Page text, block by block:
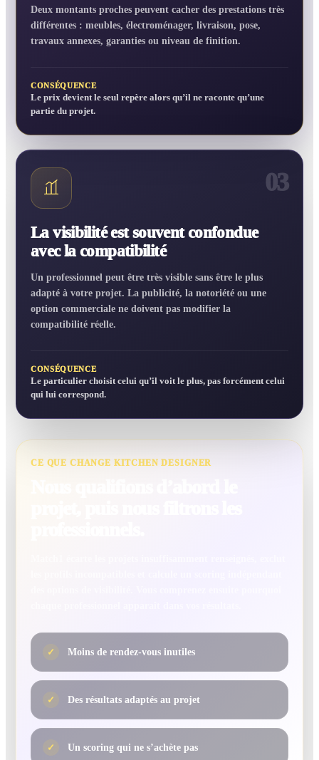
Deux montants proches peuvent cacher des prestations très
différentes : meubles, électroménager, livraison, pose,
travaux annexes, garanties ou niveau de finition.
CONSÉQUENCE
Le prix devient le seul repère alors qu’il ne raconte qu’une
partie du projet.
03
La visibilité est souvent confondue
avec la compatibilité
Un professionnel peut être très visible sans être le plus
adapté à votre projet. La publicité, la notoriété ou une
option commerciale ne doivent pas modifier la
compatibilité réelle.
CONSÉQUENCE
Le particulier choisit celui qu’il voit le plus, pas forcément celui
qui lui correspond.
CE QUE CHANGE KITCHEN DESIGNER
✓ Moins de rendez-vous inutiles
✓ Des résultats adaptés au projet
✓ Un scoring qui ne s’achète pas